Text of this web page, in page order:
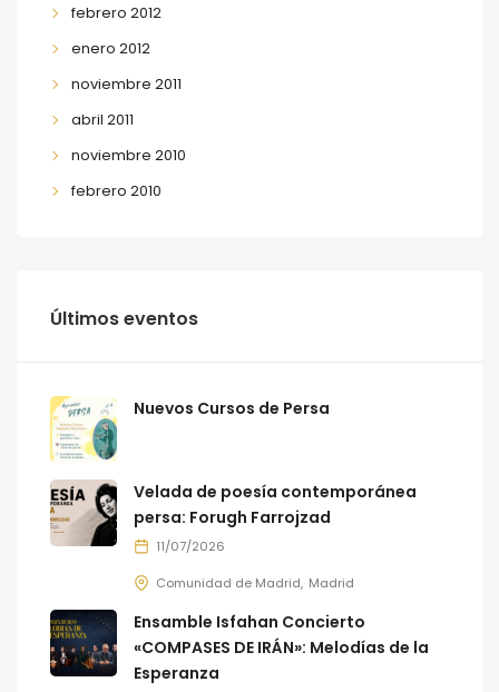
febrero 2012
enero 2012
noviembre 2011
abril 2011
noviembre 2010
febrero 2010
Últimos eventos
Nuevos Cursos de Persa
Velada de poesía contemporánea
persa: Forugh Farrojzad
11/07/2026
Comunidad de Madrid Madrid
Ensamble Isfahan Concierto
«COMPASES DE IRÁN»: Melodías de la
Esperanza